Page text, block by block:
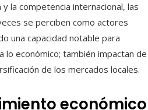
la competencia internacional, las
se perciben como actores
una capacidad notable para
lo económico; también impactan de
de los mercados locales.
económico